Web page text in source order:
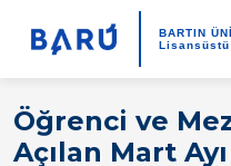
BARTIN
Öğrenci ve
Açılan Mart